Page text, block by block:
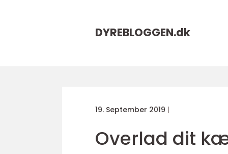
DYREBLOGGEN.dk
19. September 2019
Overlad dit